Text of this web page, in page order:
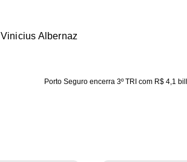
Vinicius Albernaz
Porto Seguro encerra 3º TRI com R$ 4,1